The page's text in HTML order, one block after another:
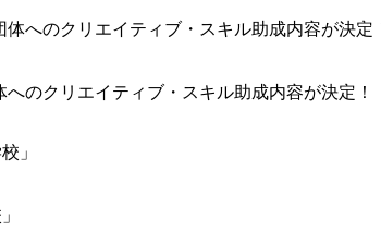
のクリエイティブ・スキル助成内容が決定！